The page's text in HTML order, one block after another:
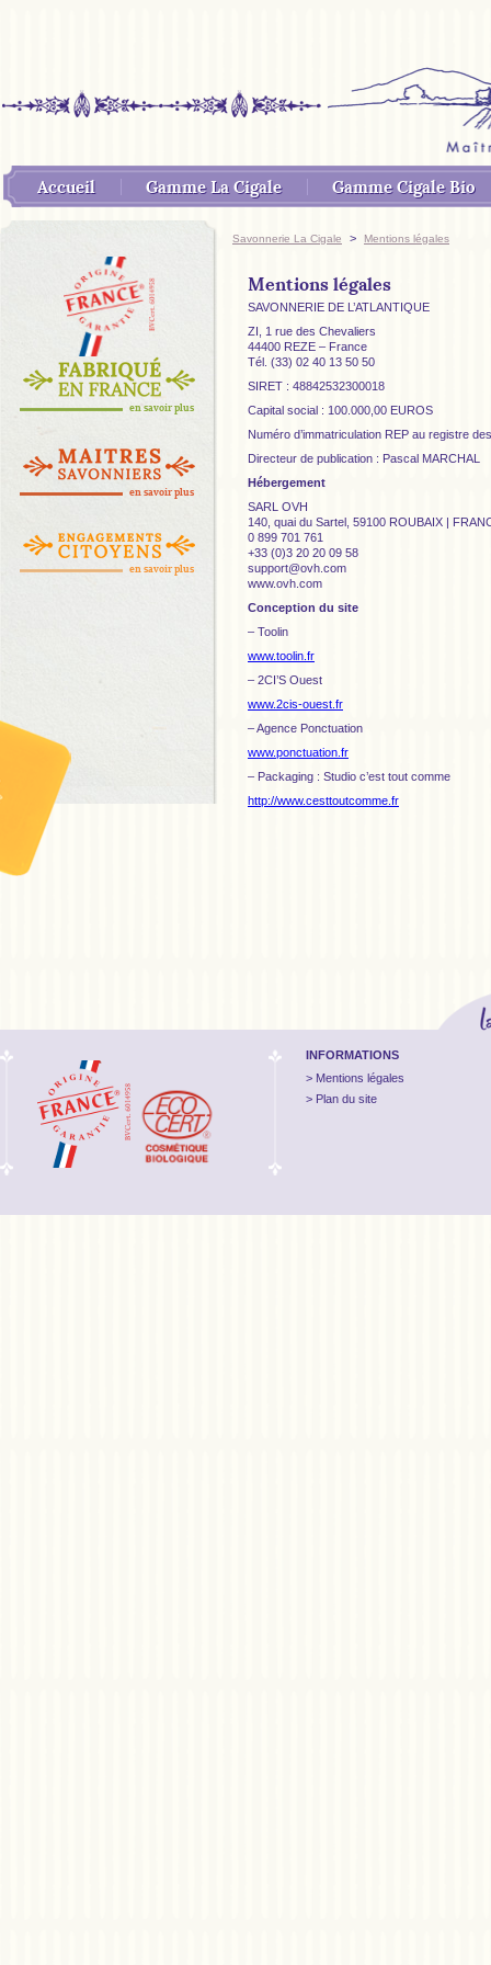
Accueil Gamme La Cigale Gamme Cigale Bio
en savoir plus
en savoir plus
en savoir plus
Savonnerie La Cigale > Mentions légales
Mentions légales
SAVONNERIE DE L’ATLANTIQUE
ZI, 1 rue des Chevaliers
44400 REZE – France
Tél. (33) 02 40 13 50 50
SIRET : 48842532300018
Capital social : 100.000,00 EUROS
Numéro d’immatriculation REP au registre
Directeur de publication : Pascal MARCHAL
Hébergement
SARL OVH
140, quai du Sartel, 59100 ROUBAIX |
0 899 701 761
+33 (0)3 20 20 09 58
support@ovh.com
www.ovh.com
Conception du site
– Toolin
www.toolin.fr
– 2CI’S Ouest
www.2cis-ouest.fr
– Agence Ponctuation
www.ponctuation.fr
– Packaging : Studio c’est tout comme
http://www.cesttoutcomme.fr
INFORMATIONS
Mentions légales
Plan du site